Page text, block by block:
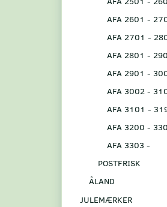
AFA 2601 -
AFA 2701 -
AFA 2801 -
AFA 2901 -
AFA 3002 -
AFA 3101 -
AFA 3200 -
AFA 3303 -
POSTFRISK
ÅLAND
JULEMÆRKER